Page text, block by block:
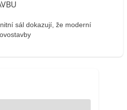
sál dokazují, že moderní